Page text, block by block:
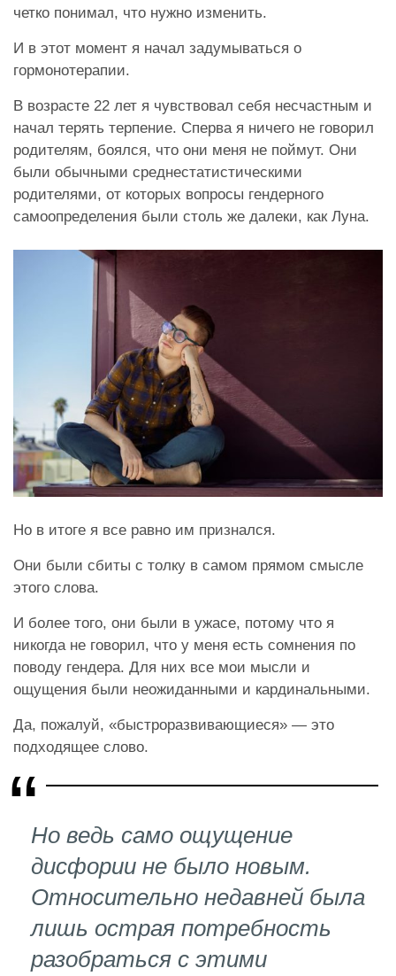
четко понимал, что нужно изменить.
И в этот момент я начал задумываться о
гормонотерапии.
В возрасте 22 лет я чувствовал себя несчастным и
начал терять терпение. Сперва я ничего не говорил
родителям, боялся, что они меня не поймут. Они
были обычными среднестатистическими
родителями, от которых вопросы гендерного
самоопределения были столь же далеки, как Луна.
Но в итоге я все равно им признался.
Они были сбиты с толку в самом прямом смысле
этого слова.
И более того, они были в ужасе, потому что я
никогда не говорил, что у меня есть сомнения по
поводу гендера. Для них все мои мысли и
ощущения были неожиданными и кардинальными.
Да, пожалуй, «быстроразвивающиеся» — это
подходящее слово.
Но ведь само ощущение
дисфории не было новым.
Относительно недавней была
лишь острая потребность
разобраться с этими